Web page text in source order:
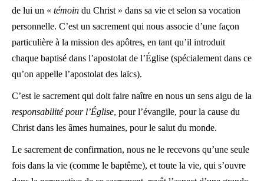
de lui un « témoin du Christ » dans sa vie et selon sa vocation
personnelle. C’est un sacrement qui nous associe d’une façon
particulière à la mission des apôtres, en tant qu’il introduit
chaque baptisé dans l’apostolat de l’Église (spécialement dans ce
qu’on appelle l’apostolat des laïcs).
C’est le sacrement qui doit faire naître en nous un sens aigu de la
responsabilité pour l’Église, pour l’évangile, pour la cause du
Christ dans les âmes humaines, pour le salut du monde.
Le sacrement de confirmation, nous ne le recevons qu’une seule
fois dans la vie (comme le baptême), et toute la vie, qui s’ouvre